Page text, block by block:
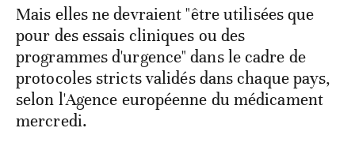
Mais elles ne devraient "être utilisées que
pour des essais cliniques ou des
programmes d'urgence" dans le cadre de
protocoles stricts validés dans chaque pays,
selon l'Agence européenne du médicament
mercredi.